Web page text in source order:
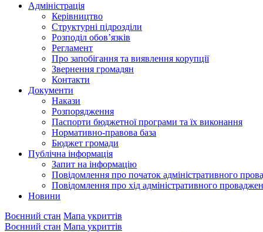
Адміністрація
Керівництво
Структурні підрозділи
Розподіл обов’язків
Регламент
Про запобігання та виявлення корупції
Звернення громадян
Контакти
Документи
Накази
Розпорядження
Паспорти бюджетної програми та їх виконання
Нормативно-правова база
Бюджет громади
Публічна інформація
Запит на інформацію
Повідомлення про початок адміністративного
Повідомлення про хід адміністративного
Новини
Воєнний стан Мапа укриттів
Воєнний стан Мапа укриттів